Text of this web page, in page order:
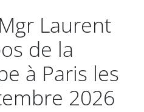
Laurent
de la
à Paris les
2026